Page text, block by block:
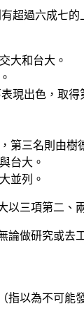
超過六成七
大和台大。
現出色，取得
第三名則由樹
台大。
並列。
三項第二、
做研究或
以為不可